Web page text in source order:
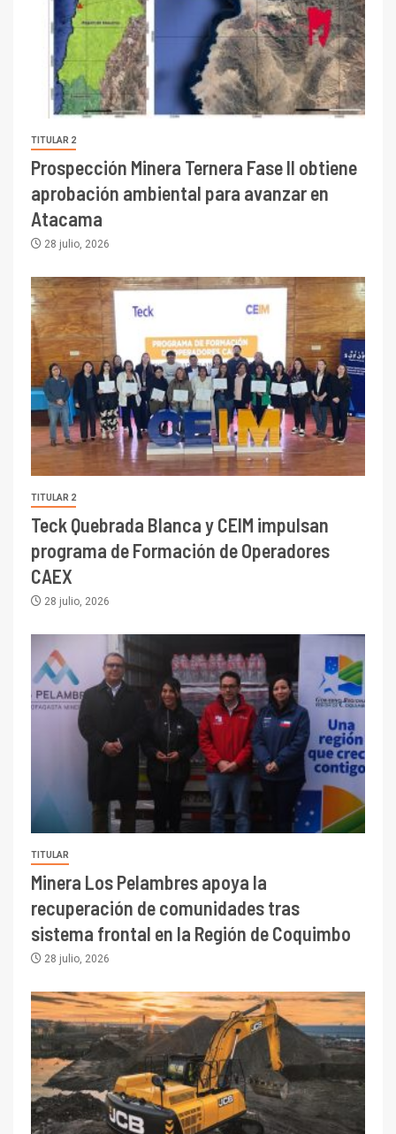
TITULAR 2
Prospección Minera Ternera Fase II obtiene
aprobación ambiental para avanzar en
Atacama
28 julio, 2026
TITULAR 2
Teck Quebrada Blanca y CEIM impulsan
programa de Formación de Operadores
CAEX
28 julio, 2026
TITULAR
Minera Los Pelambres apoya la
recuperación de comunidades tras
sistema frontal en la Región de Coquimbo
28 julio, 2026